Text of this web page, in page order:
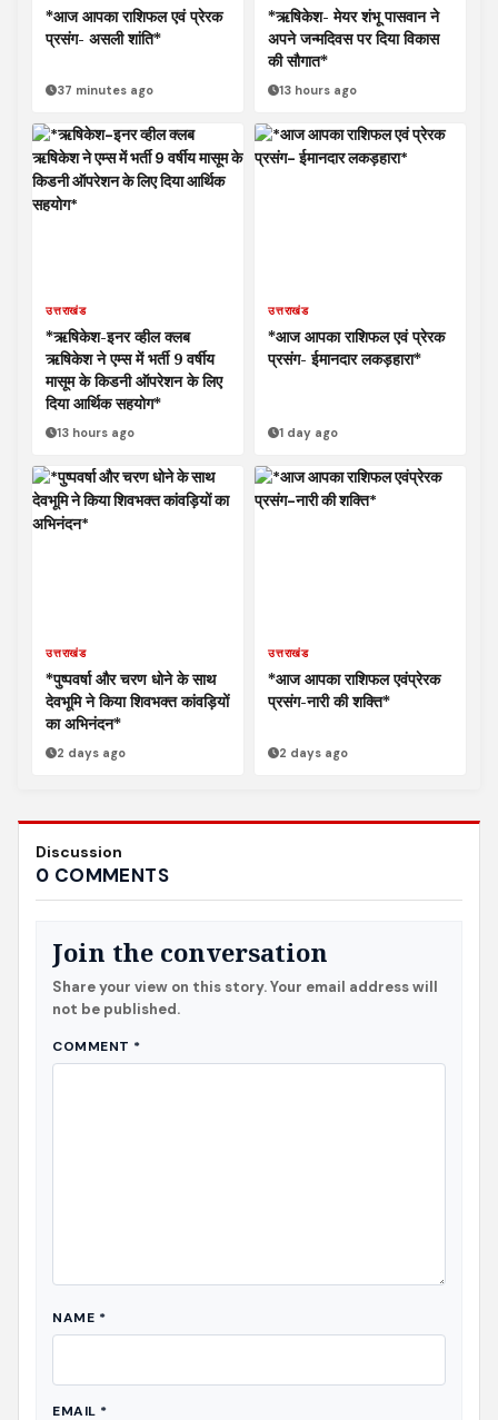
*आज आपका राशिफल एवं प्रेरक
प्रसंग- असली शांति*
37 minutes ago
*ऋषिकेश- मेयर शंभू पासवान ने
अपने जन्मदिवस पर दिया विकास
की सौगात*
13 hours ago
उत्तराखंड
*ऋषिकेश-इनर व्हील क्लब
ऋषिकेश ने एम्स में भर्ती 9 वर्षीय
मासूम के किडनी ऑपरेशन के लिए
दिया आर्थिक सहयोग*
13 hours ago
उत्तराखंड
*आज आपका राशिफल एवं प्रेरक
प्रसंग- ईमानदार लकड़हारा*
1 day ago
उत्तराखंड
*पुष्पवर्षा और चरण धोने के साथ
देवभूमि ने किया शिवभक्त कांवड़ियों
का अभिनंदन*
2 days ago
उत्तराखंड
*आज आपका राशिफल एवंप्रेरक
प्रसंग-नारी की शक्ति*
2 days ago
Discussion
0 COMMENTS
Join the conversation
Share your view on this story. Your email address will
not be published.
COMMENT *
NAME *
EMAIL *